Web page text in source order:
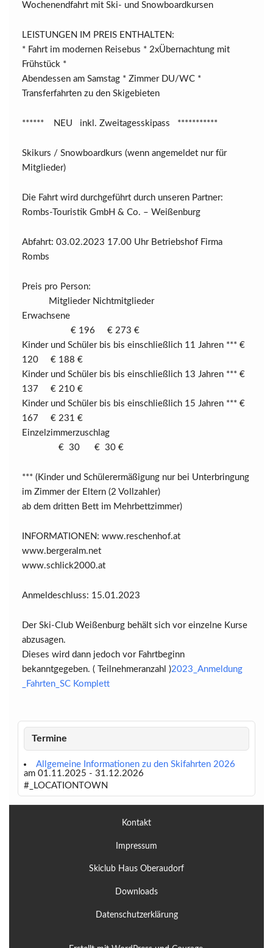
Wochenendfahrt mit Ski- und Snowboardkursen
LEISTUNGEN IM PREIS ENTHALTEN:
* Fahrt im modernen Reisebus * 2xÜbernachtung mit
Frühstück *
Abendessen am Samstag * Zimmer DU/WC *
Transferfahrten zu den Skigebieten
****** NEU inkl. Zweitagesskipass ***********
Skikurs / Snowboardkurs (wenn angemeldet nur für
Mitglieder)
Die Fahrt wird durchgeführt durch unseren Partner:
Rombs-Touristik GmbH & Co. – Weißenburg
Abfahrt: 03.02.2023 17.00 Uhr Betriebshof Firma
Rombs
Preis pro Person:
Mitglieder Nichtmitglieder
Erwachsene
€ 196 € 273 €
Kinder und Schüler bis bis einschließlich 11 Jahren *** €
120 € 188 €
Kinder und Schüler bis bis einschließlich 13 Jahren *** €
137 € 210 €
Kinder und Schüler bis bis einschließlich 15 Jahren *** €
167 € 231 €
Einzelzimmerzuschlag
€ 30 € 30 €
*** (Kinder und Schülerermäßigung nur bei Unterbringung
im Zimmer der Eltern (2 Vollzahler)
ab dem dritten Bett im Mehrbettzimmer)
INFORMATIONEN: www.reschenhof.at
www.bergeralm.net
www.schlick2000.at
Anmeldeschluss: 15.01.2023
Der Ski-Club Weißenburg behält sich vor einzelne Kurse
abzusagen.
Dieses wird dann jedoch vor Fahrtbeginn
bekanntgegeben. ( Teilnehmeranzahl )2023_Anmeldung
_Fahrten_SC Komplett
Termine
Allgemeine Informationen zu den Skifahrten 2026
am 01.11.2025 - 31.12.2026
#_LOCATIONTOWN
Kontakt
Impressum
Skiclub Haus Oberaudorf
Downloads
Datenschutzerklärung